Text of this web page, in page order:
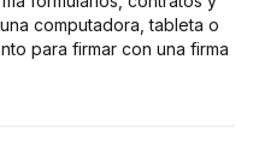
computadora, tableta o
para firmar con una firma